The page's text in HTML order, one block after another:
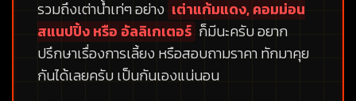
รวมถึงเต่าน้ำเท่ๆ อย่าง เต่าแก้มแดง, คอมม่อน
สแนปปิ้ง หรือ อัลลิเกเตอร์ ก็มีนะครับ อยาก
ปรึกษาเรื่องการเลี้ยง หรือสอบถามราคา ทักมาคุย
กันได้เลยครับ เป็นกันเองแน่นอน